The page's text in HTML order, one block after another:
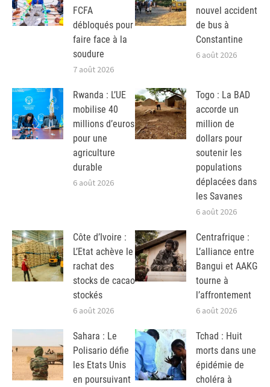
FCFA
débloqués pour
faire face à la
soudure
7 août 2026
nouvel accident
de bus à
Constantine
6 août 2026
Rwanda : L’UE
mobilise 40
millions d’euros
pour une
agriculture
durable
6 août 2026
Togo : La BAD
accorde un
million de
dollars pour
soutenir les
populations
déplacées dans
les Savanes
6 août 2026
Côte d’Ivoire :
L’Etat achève le
rachat des
stocks de cacao
stockés
6 août 2026
Centrafrique :
L’alliance entre
Bangui et AAKG
tourne à
l’affrontement
6 août 2026
Sahara : Le
Polisario défie
les Etats Unis
en poursuivant
Tchad : Huit
morts dans une
épidémie de
choléra à